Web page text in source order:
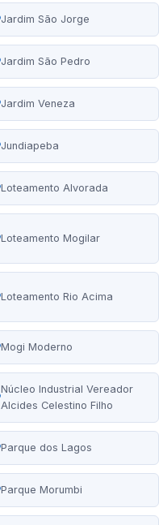
Jardim São Jorge
Jardim São Pedro
Jardim Veneza
Jundiapeba
Loteamento Alvorada
Loteamento Mogilar
Loteamento Rio Acima
Mogi Moderno
Núcleo Industrial Vereador
Alcides Celestino Filho
Parque dos Lagos
Parque Morumbi